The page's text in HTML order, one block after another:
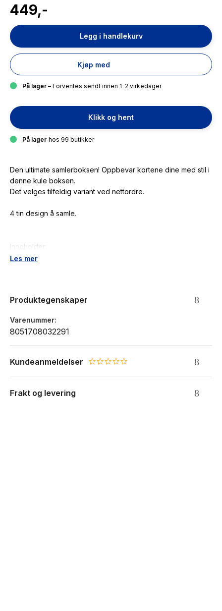
rating
449,-
Legg i handlekurv
Kjøp med
På lager – Forventes sendt innen 1-2 virkedager
Klikk og hent
På lager hos 99 butikker
Den ultimate samlerboksen! Oppbevar kortene dine med stil i
denne kule boksen.
Det velges tilfeldig variant ved nettordre.
4 tin design å samle.
Inneholder:
8 boostere
1 sjekkliste-plakat
Les mer
Produktegenskaper
Varenummer
8051708032291
Kundeanmeldelser 0.0 star rating
Frakt og levering